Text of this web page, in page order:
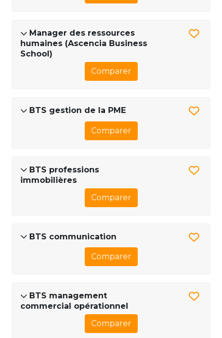
Manager des ressources
humaines (Ascencia Business
School)
Comparer
BTS gestion de la PME
Comparer
BTS professions
immobilières
Comparer
BTS communication
Comparer
BTS management
commercial opérationnel
Comparer